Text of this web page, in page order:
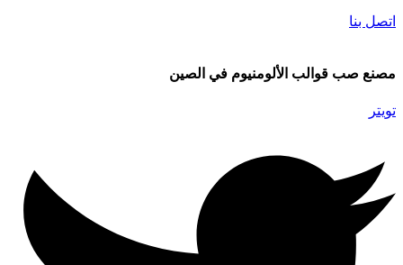
اتصل بنا
مصنع صب قوالب الألومنيوم في الصين
تويتر